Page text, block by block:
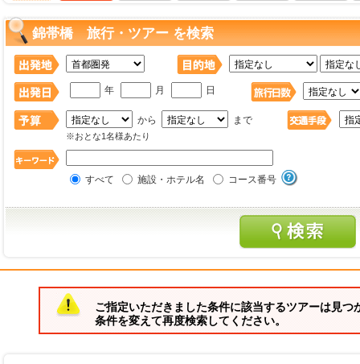
錦帯橋 旅行・ツアー を検索
年 月 日
から まで
※おとな1名様あたり
すべて 施設・ホテル名 コース番号
ご指定いただきました条件に該当するツアーは見つ
条件を変えて再度検索してください。